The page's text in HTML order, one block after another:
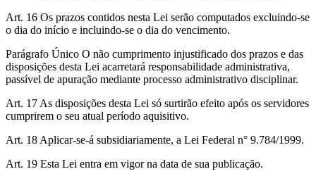
Art. 16 Os prazos contidos nesta Lei serão computados excluindo-se
o dia do início e incluindo-se o dia do vencimento.
Parágrafo Único O não cumprimento injustificado dos prazos e das
disposições desta Lei acarretará responsabilidade administrativa,
passível de apuração mediante processo administrativo disciplinar.
Art. 17 As disposições desta Lei só surtirão efeito após os servidores
cumprirem o seu atual período aquisitivo.
Art. 18 Aplicar-se-á subsidiariamente, a Lei Federal n° 9.784/1999.
Art. 19 Esta Lei entra em vigor na data de sua publicação.